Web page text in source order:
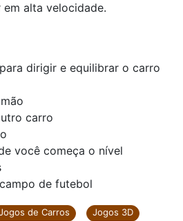
alta velocidade.
dirigir e equilibrar o carro
carro
você começa o nível
de futebol
de Carros Jogos 3D